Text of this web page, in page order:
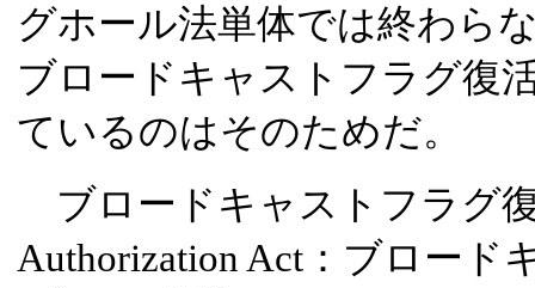
グホール法単体では終わら
ブロードキャストフラグ復
ているのはそのためだ。
ブロードキャストフラグ復
Authorization Act：ブロード